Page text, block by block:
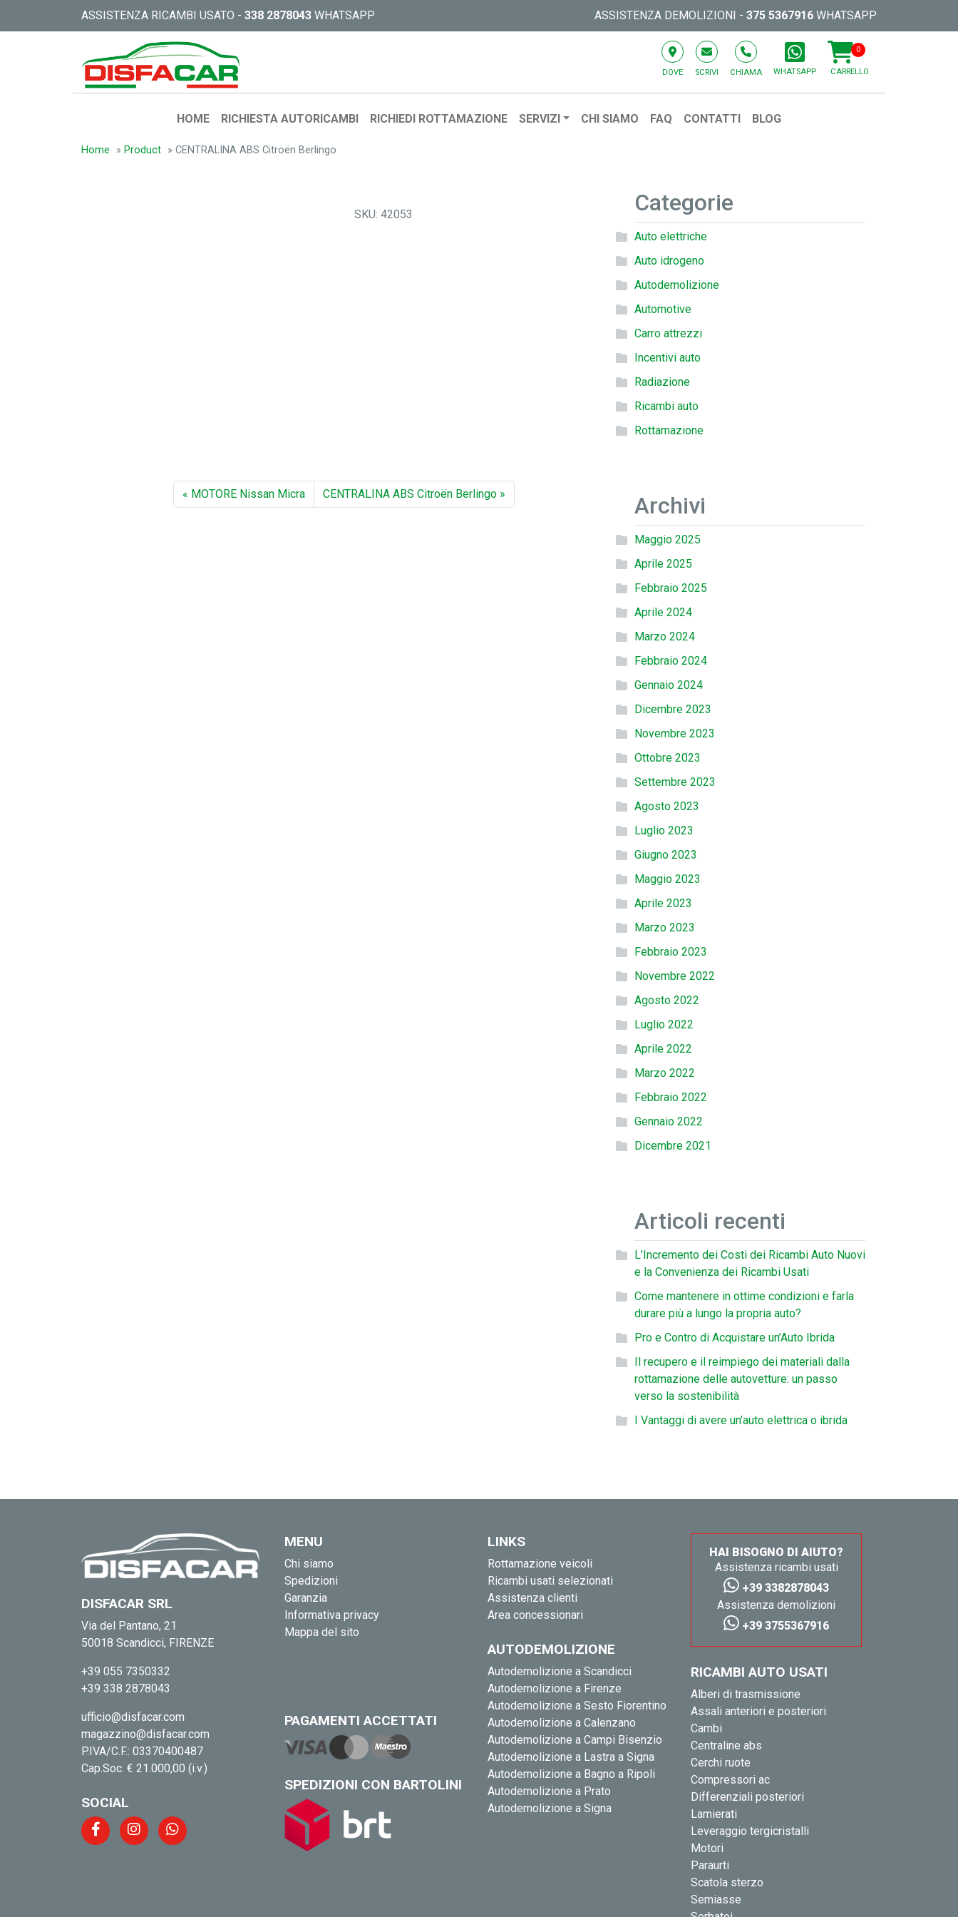
ASSISTENZA RICAMBI USATO - 338 2878043 WHATSAPP ASSISTENZA DEMOLIZIONI - 375 5367916 WHATSAPP
DOVE SCRIVI CHIAMA WHATSAPP
0
CARRELLO
HOME RICHIESTA AUTORICAMBI RICHIEDI ROTTAMAZIONE SERVIZI CHI SIAMO FAQ CONTATTI BLOG
Home » Product » CENTRALINA ABS Citroën Berlingo
SKU: 42053
MOTORE Nissan Micra CENTRALINA ABS Citroën Berlingo
Categorie
Auto elettriche
Auto idrogeno
Autodemolizione
Automotive
Carro attrezzi
Incentivi auto
Radiazione
Ricambi auto
Rottamazione
Archivi
Maggio 2025
Aprile 2025
Febbraio 2025
Aprile 2024
Marzo 2024
Febbraio 2024
Gennaio 2024
Dicembre 2023
Novembre 2023
Ottobre 2023
Settembre 2023
Agosto 2023
Luglio 2023
Giugno 2023
Maggio 2023
Aprile 2023
Marzo 2023
Febbraio 2023
Novembre 2022
Agosto 2022
Luglio 2022
Aprile 2022
Marzo 2022
Febbraio 2022
Gennaio 2022
Dicembre 2021
Articoli recenti
L’Incremento dei Costi dei Ricambi Auto Nuovi
e la Convenienza dei Ricambi Usati
Come mantenere in ottime condizioni e farla
durare più a lungo la propria auto?
Pro e Contro di Acquistare un’Auto Ibrida
Il recupero e il reimpiego dei materiali dalla
rottamazione delle autovetture: un passo
verso la sostenibilità
I Vantaggi di avere un’auto elettrica o ibrida
DISFACAR SRL
Via del Pantano, 21
50018 Scandicci, FIRENZE
+39 055 7350332
+39 338 2878043
ufficio@disfacar.com
magazzino@disfacar.com
P.IVA/C.F.: 03370400487
Cap.Soc. € 21.000,00 (i.v.)
SOCIAL
MENU
Chi siamo
Spedizioni
Garanzia
Informativa privacy
Mappa del sito
PAGAMENTI ACCETTATI
SPEDIZIONI CON BARTOLINI
LINKS
Rottamazione veicoli
Ricambi usati selezionati
Assistenza clienti
Area concessionari
AUTODEMOLIZIONE
Autodemolizione a Scandicci
Autodemolizione a Firenze
Autodemolizione a Sesto Fiorentino
Autodemolizione a Calenzano
Autodemolizione a Campi Bisenzio
Autodemolizione a Lastra a Signa
Autodemolizione a Bagno a Ripoli
Autodemolizione a Prato
Autodemolizione a Signa
HAI BISOGNO DI AIUTO?
Assistenza ricambi usati
+39 3382878043
Assistenza demolizioni
+39 3755367916
RICAMBI AUTO USATI
Alberi di trasmissione
Assali anteriori e posteriori
Cambi
Centraline abs
Cerchi ruote
Compressori ac
Differenziali posteriori
Lamierati
Leveraggio tergicristalli
Motori
Paraurti
Scatola sterzo
Semiasse